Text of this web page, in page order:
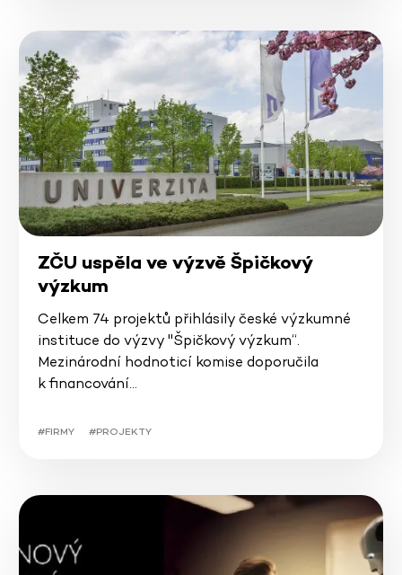
ZČU uspěla ve výzvě Špičkový
výzkum
Celkem 74 projektů přihlásily české výzkumné
instituce do výzvy "Špičkový výzkum“.
Mezinárodní hodnoticí komise doporučila
k financování…
#FIRMY #PROJEKTY